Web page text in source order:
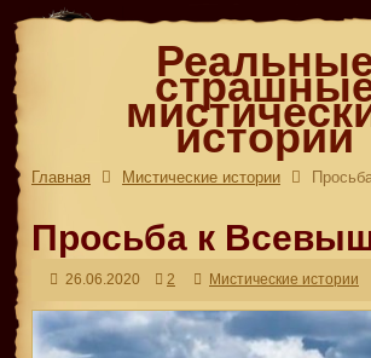
истории
Главная Мистические истории
Просьба к
26.06.2020 2 Мистические истории